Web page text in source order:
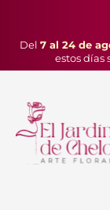
Del 7 al 24 de
estos días